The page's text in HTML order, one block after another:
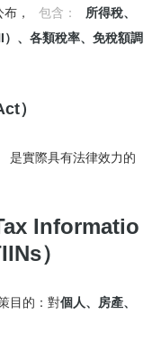
， 包含：
所得稅、
、 各類稅率、免稅額調
）
是實際具有法律效力的
Informatio
）
目的：對個人、房產、